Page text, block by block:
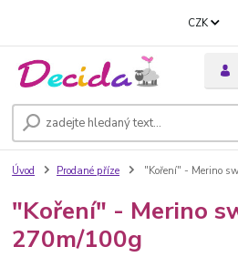
CZK
Úvod Prodané příze "Koření" - Merino
"Koření" - Merino
270m/100g